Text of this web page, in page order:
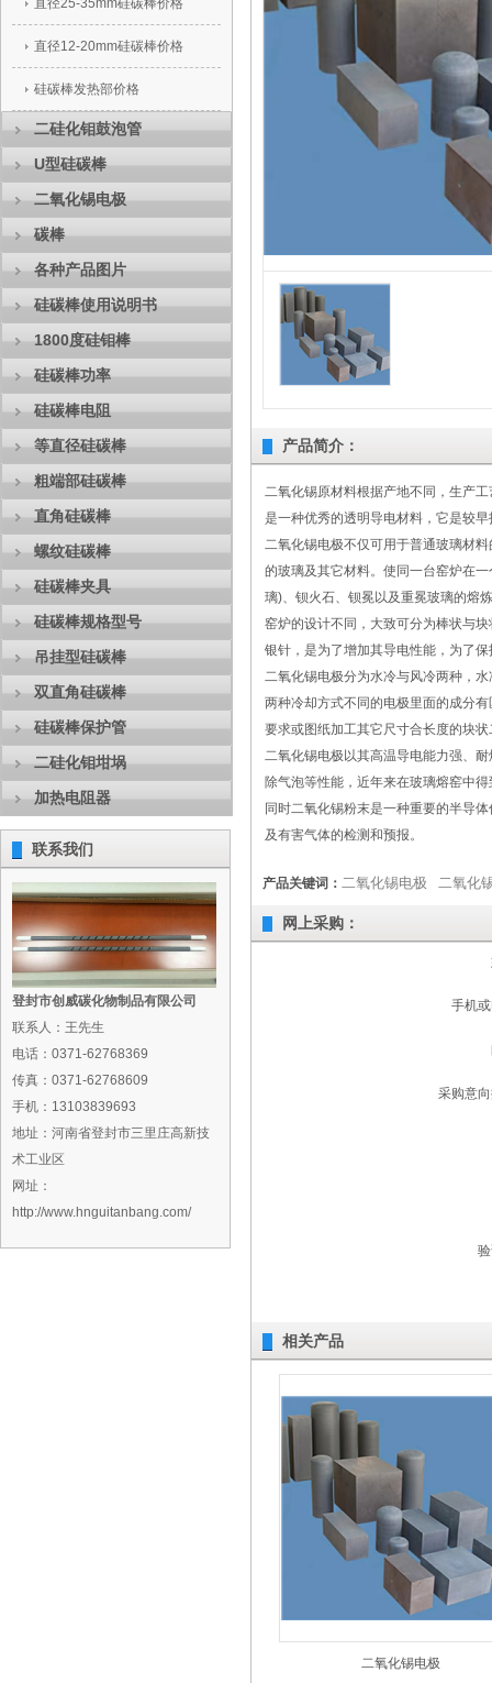
直径25-35mm硅碳棒价格
直径12-20mm硅碳棒价格
硅碳棒发热部价格
二硅化钼鼓泡管
U型硅碳棒
二氧化锡电极
碳棒
各种产品图片
硅碳棒使用说明书
1800度硅钼棒
硅碳棒功率
硅碳棒电阻
等直径硅碳棒
粗端部硅碳棒
直角硅碳棒
螺纹硅碳棒
硅碳棒夹具
硅碳棒规格型号
吊挂型硅碳棒
双直角硅碳棒
硅碳棒保护管
二硅化钼坩埚
加热电阻器
联系我们
登封市创威碳化物制品有限公司
联系人：王先生
电话：0371-62768369
传真：0371-62768609
手机：13103839693
地址：河南省登封市三里庄高新技
术工业区
网址：
http://www.hnguitanbang.com/
产品简介：
二氧化锡原材料根据产地不同，生产
是一种优秀的透明导电材料，它是较
二氧化锡电极不仅可用于普通玻璃材
的玻璃及其它材料。使同一台窑炉在
璃)、钡火石、钡冕以及重冕玻璃的熔
窑炉的设计不同，大致可分为棒状与
银针，是为了增加其导电性能，为了
二氧化锡电极分为水冷与风冷两种，
两种冷却方式不同的电极里面的成分
要求或图纸加工其它尺寸合长度的块
二氧化锡电极以其高温导电能力强、
除气泡等性能，近年来在玻璃熔窑中
同时二氧化锡粉末是一种重要的半导
及有害气体的检测和预报。
产品关键词： 二氧化锡电极 二氧化
网上采购：
手机
采购意
相关产品
二氧化锡电极